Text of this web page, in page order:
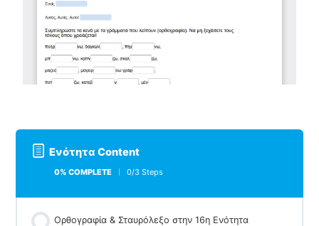
Ενότητα Content
0% COMPLETE 0/3 Steps
Ορθογραφία & Σταυρόλεξο στην 16η Ενότητα